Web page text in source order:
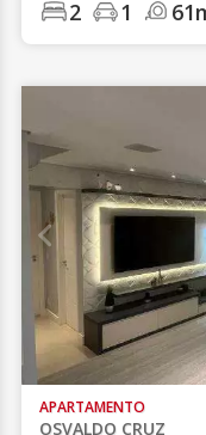
2 1
APARTAMENTO
OSVALDO CRUZ